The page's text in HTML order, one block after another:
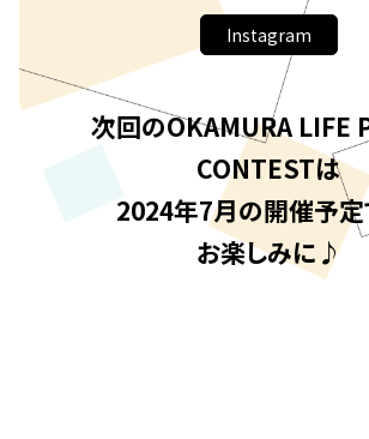
Instagram
次回のOKAMURA LIFE
CONTESTは
2024年7月の開催予定
お楽しみに♪